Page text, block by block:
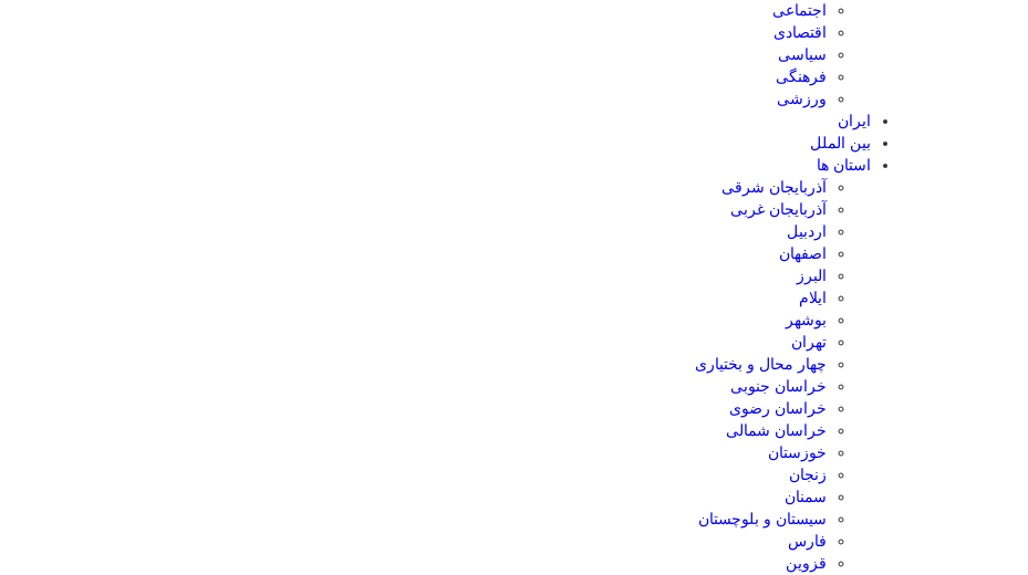
اجتماعی
اقتصادی
سیاسی
فرهنگی
ورزشی
ایران
بین الملل
استان ها
آذربایجان شرقی
آذربایجان غربی
اردبیل
اصفهان
البرز
ایلام
بوشهر
تهران
چهار محال و بختیاری
خراسان جنوبی
خراسان رضوی
خراسان شمالی
خوزستان
زنجان
سمنان
سیستان و بلوچستان
فارس
قزوین